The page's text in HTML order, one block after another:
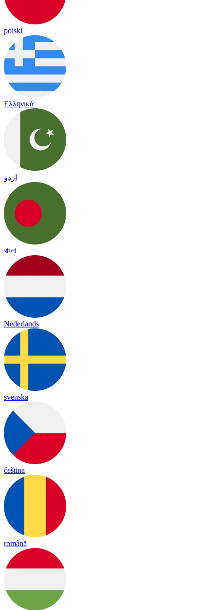
polski
Ελληνικά
اردو
বাংলা
Nederlands
svenska
čeština
română